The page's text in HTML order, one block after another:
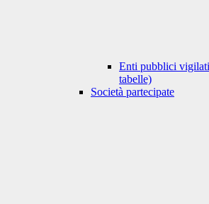
Enti pubblici
tabelle)
Società partecipate